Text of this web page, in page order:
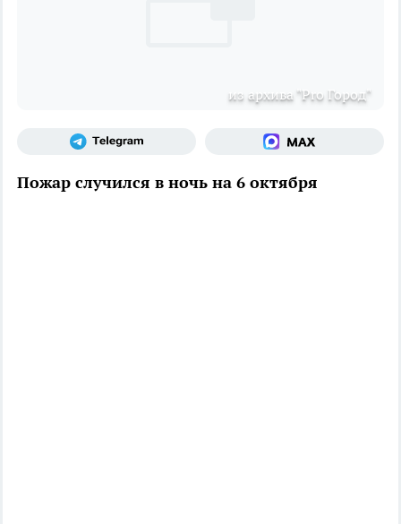
из архива "Pro Город"
Пожар случился в ночь на 6 октября